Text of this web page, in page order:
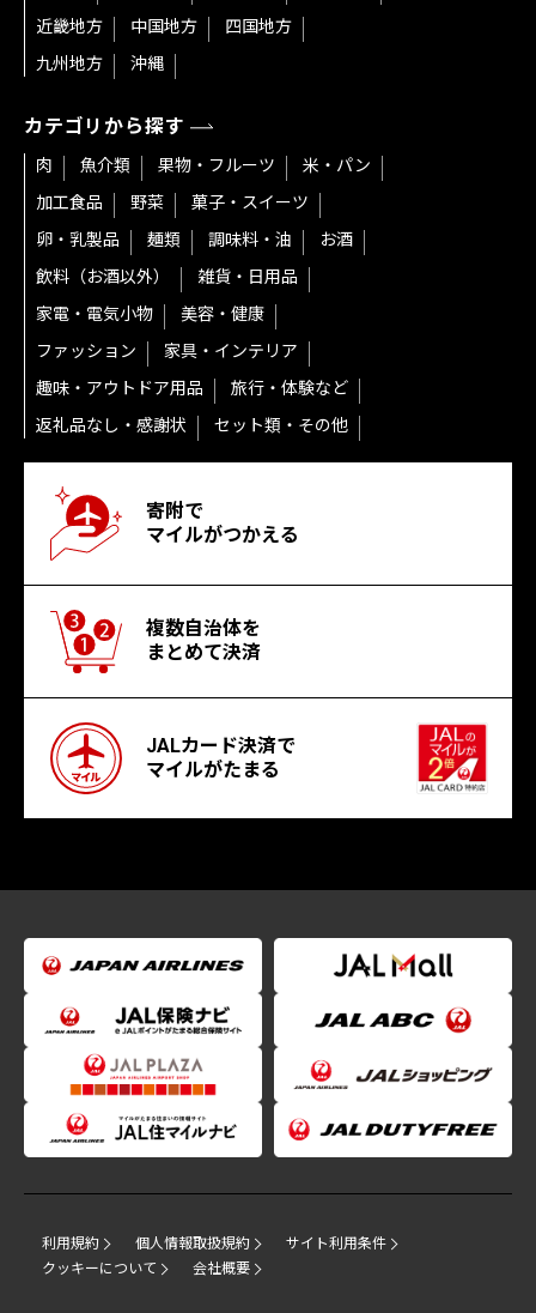
近畿地方
中国地方
四国地方
九州地方
沖縄
カテゴリから探す
肉 魚介類 果物・フルーツ
米・パン
加工食品
野菜
菓子・スイーツ
卵・乳製品
麺類 調味料・油
お酒
飲料（お酒以外）
雑貨・日用品
家電・電気小物
美容・健康
ファッション
家具・インテリア
趣味・アウトドア用品
旅行・体験など
返礼品なし・感謝状
セット類・その他
寄附で
マイルがつかえる
複数自治体を
まとめて決済
JALカード決済で
マイルがたまる
利用規約 個人情報取扱規約
サイト利用条件
クッキーについて
会社概要